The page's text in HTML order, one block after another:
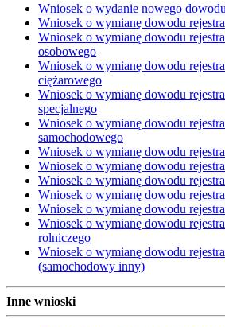
Wniosek o wydanie nowego
Wniosek o wymianę dowodu
Wniosek o wymianę dowodu
osobowego
Wniosek o wymianę dowodu
ciężarowego
Wniosek o wymianę dowodu
specjalnego
Wniosek o wymianę dowodu
samochodowego
Wniosek o wymianę dowodu
Wniosek o wymianę dowodu
Wniosek o wymianę dowodu
Wniosek o wymianę dowodu
Wniosek o wymianę dowodu
Wniosek o wymianę dowodu
rolniczego
Wniosek o wymianę dowodu
(samochodowy inny)
Inne wnioski